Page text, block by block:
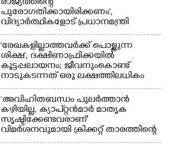
രാജ്യത്തിന്റെ
പുരോഗതിക്കായിരിക്കണം',​
വിദ്യാർത്ഥികളോട് പ്രധാനമന്ത്രി
'രേഖകളില്ലാത്തവർക്ക് പൊള്ളുന്ന
ശിക്ഷ', ദക്ഷിണാഫ്രിക്കയിൽ
കൂട്ടപ്പലായനം; ജീവനുംകൊണ്ട്
നാടുകടന്നത് ഒരു ലക്ഷത്തിലധികം
പേർ
‘അവിഹിതബന്ധം പുലർത്താൻ
കഴിയില്ല,​ ക്യാപ്റ്റൻമാർ മാതൃക
സൃഷ്ടിക്കേണ്ടവരാണ്'
വിമർശനവുമായി ക്രിക്കറ്റ് താരത്തിന്റെ
ഭാര്യ